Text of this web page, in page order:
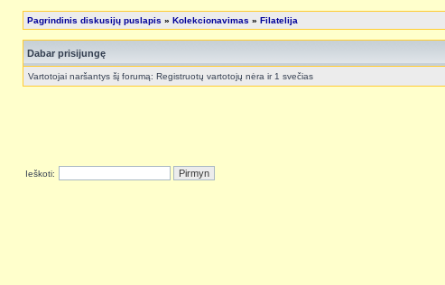
Pagrindinis diskusijų puslapis » Kolekcionavimas » Filatelija
Dabar prisijungę
Vartotojai naršantys šį forumą: Registruotų vartotojų nėra ir 1 svečias
Ieškoti: